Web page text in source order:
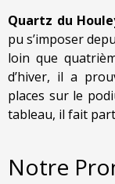
Quartz du
pu s’imposer
loin que
d’hiver, il a
places sur le
tableau, il fait
Notre